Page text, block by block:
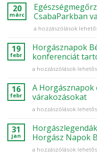
–
családi
délutánnal
folytatódott
programsorozat
bejegyzéshez
20
márc
CsabaParkban
Egészségmegőrző
napot
rendeznek
a
CsabaParkban
bejegyzéshez
a hozzászólások
19
febr
Horgásznapok
konferenciát
Horgásznapok
–
Szakmai
konferenciát
tartottak
Pálinkamúzeumban
bejegyzéshez
a hozzászólások
16
febr
A
várakozásokat
A
eddigi
programjai
felülmúlták
a
a hozzászólások
31
jan
Horgász Napok
Horgászlegendák
a hozzászólások